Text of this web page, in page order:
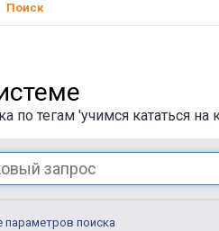
Поиск
по тегам 'учимся кататься на
поиска